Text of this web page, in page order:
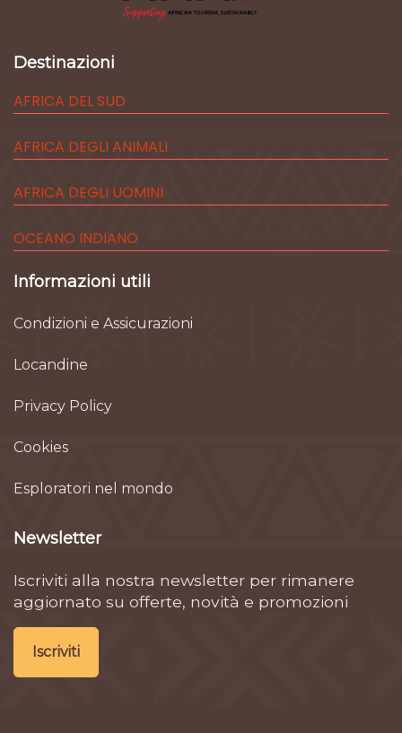
Destinazioni
AFRICA DEL SUD
AFRICA DEGLI ANIMALI
AFRICA DEGLI UOMINI
OCEANO INDIANO
Informazioni utili
Condizioni e Assicurazioni
Locandine
Privacy Policy
Cookies
Esploratori nel mondo
Newsletter
Iscriviti alla nostra newsletter per rimanere
aggiornato su offerte, novità e promozioni
Iscriviti